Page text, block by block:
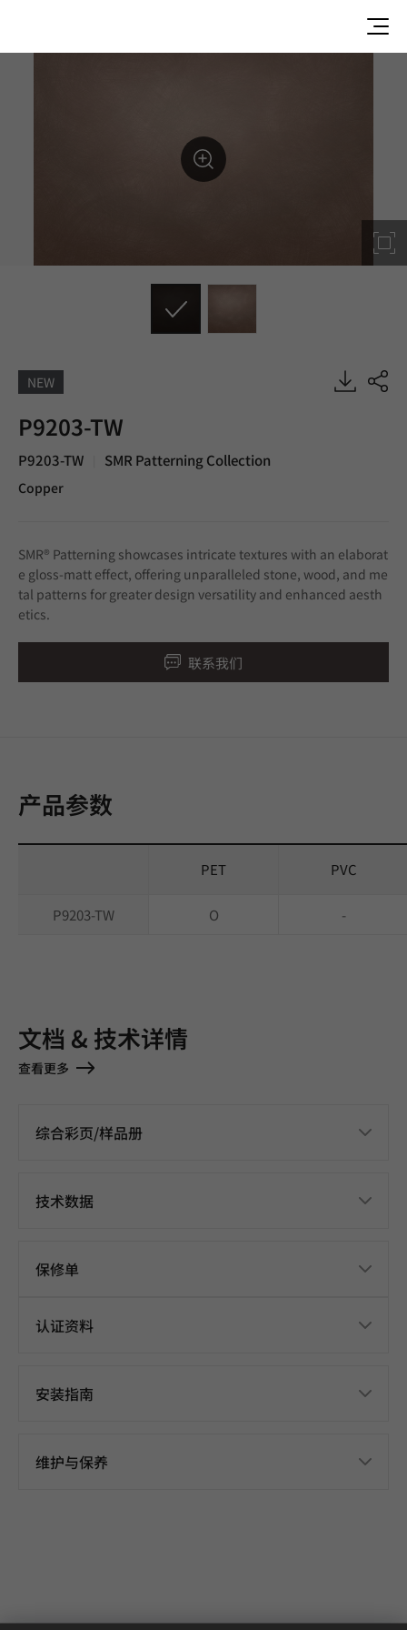
NEW
P9203-TW, SMR Patterning, DECO
P9203-TW
P9203-TW SMR Patterning Collection
Copper
SMR® Patterning showcases intricate textures with an elaborat
e gloss-matt effect, offering unparalleled stone, wood, and me
tal patterns for greater design versatility and enhanced aesth
etics.
联系我们
产品参数
PET PVC
P9203-TW O -
文档 & 技术详情
查看更多
综合彩页/样品册
技术数据
保修单
认证资料
安装指南
维护与保养